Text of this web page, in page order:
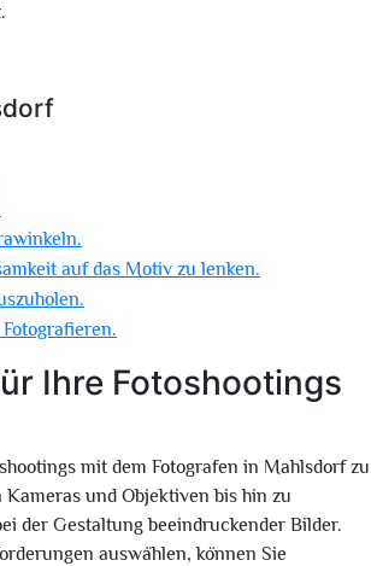
auf das Motiv zu lenken.
Ihre Fotoshootings
mit dem Fotografen in Mahlsdorf zu
und Objektiven bis hin zu
der Gestaltung beeindruckender Bilder.
auswählen, können Sie